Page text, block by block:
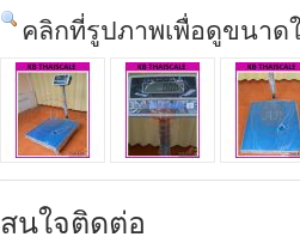
คลิกที่รูปภาพเพื่อดูขนาด
สนใจติดต่อ